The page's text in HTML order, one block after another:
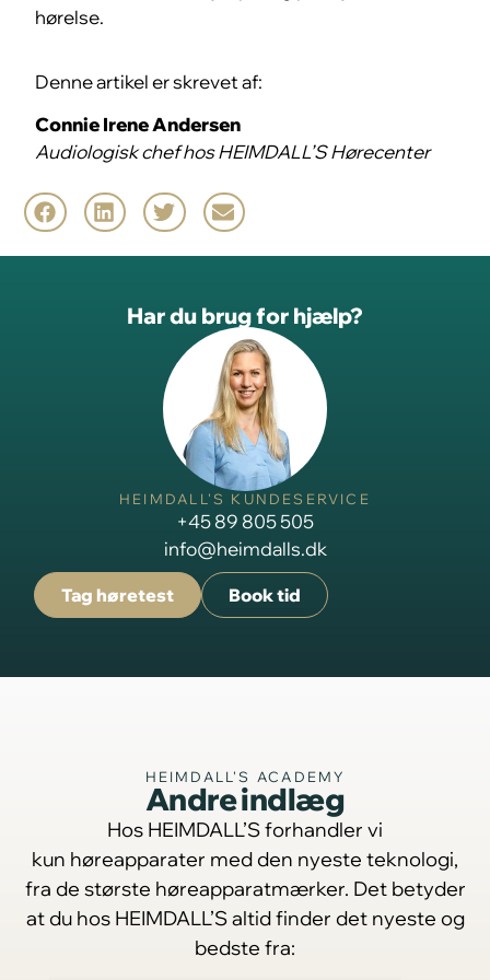
hørelse.
Denne artikel er skrevet af:
Connie Irene Andersen
Audiologisk chef hos HEIMDALL’S Hørecenter
Har du brug for hjælp?
HEIMDALL'S KUNDESERVICE
+45 89 805 505
info@heimdalls.dk
Tag høretest Book tid
HEIMDALL'S ACADEMY
Andre indlæg
Hos HEIMDALL’S forhandler vi
kun høreapparater med den nyeste teknologi,
fra de største høreapparatmærker. Det betyder
at du hos HEIMDALL’S altid finder det nyeste og
bedste fra: